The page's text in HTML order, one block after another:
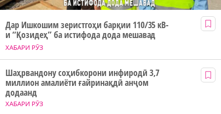
ХАБАРИ РӮЗ
Дар Ишкошим зеристгоҳи барқии 110/35 кВ-
и “Қозидеҳ” ба истифода дода мешавад
ХАБАРИ РӮЗ
Шаҳрвандону соҳибкорони инфиродӣ 3,7
миллион амалиёти ғайринақдӣ анҷом
додаанд